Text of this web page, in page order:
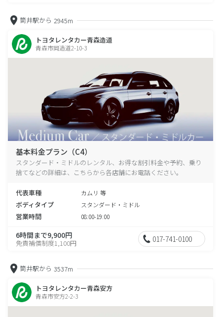
筒井駅から 2945m
トヨタレンタカー青森造道
青森市岡造道2-10-3
基本料金プラン（C4）
スタンダード・ミドルのレンタル、お得な割引料金や予約、乗り
捨てなどの詳細は、こちらから各店舗にお電話ください。
代表車種 カムリ 等
ボディタイプ スタンダード・ミドル
営業時間 08:00-19:00
6時間まで9,900円
免責補償制度1,100円 017-741-0100
筒井駅から 3537m
トヨタレンタカー青森安方
青森市安方2-2-3